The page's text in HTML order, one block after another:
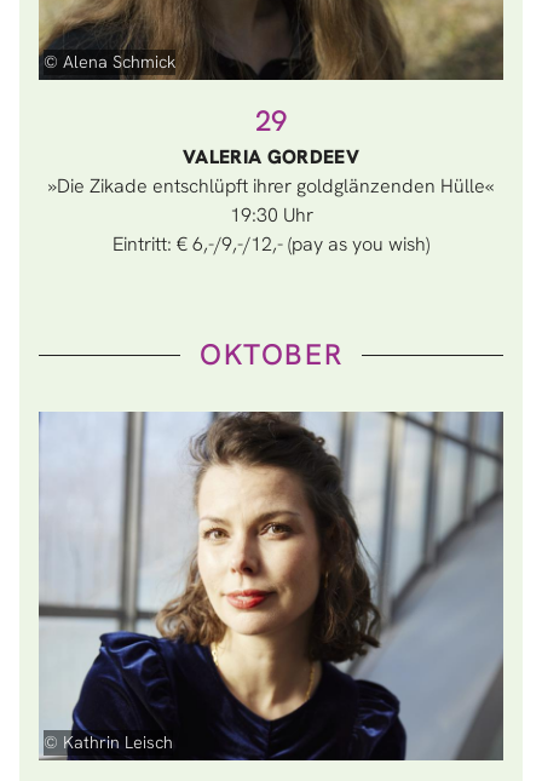
© Alena Schmick
29
VALERIA GORDEEV
»Die Zikade entschlüpft ihrer goldglänzenden Hülle«
19:30
Eintritt: € 6,-/9,-/12,- (pay as you wish)
OKTOBER
© Kathrin Leisch